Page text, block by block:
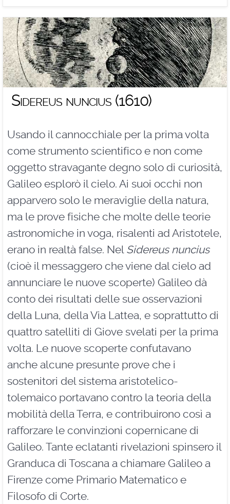
Sidereus nuncius (1610)
Usando il cannocchiale per la prima volta
come strumento scientifico e non come
oggetto stravagante degno solo di curiosità,
Galileo esplorò il cielo. Ai suoi occhi non
apparvero solo le meraviglie della natura,
ma le prove fisiche che molte delle teorie
astronomiche in voga, risalenti ad Aristotele,
erano in realtà false. Nel Sidereus nuncius
(cioè il messaggero che viene dal cielo ad
annunciare le nuove scoperte) Galileo dà
conto dei risultati delle sue osservazioni
della Luna, della Via Lattea, e soprattutto di
quattro satelliti di Giove svelati per la prima
volta. Le nuove scoperte confutavano
anche alcune presunte prove che i
sostenitori del sistema aristotelico-
tolemaico portavano contro la teoria della
mobilità della Terra, e contribuirono così a
rafforzare le convinzioni copernicane di
Galileo. Tante eclatanti rivelazioni spinsero il
Granduca di Toscana a chiamare Galileo a
Firenze come Primario Matematico e
Filosofo di Corte.